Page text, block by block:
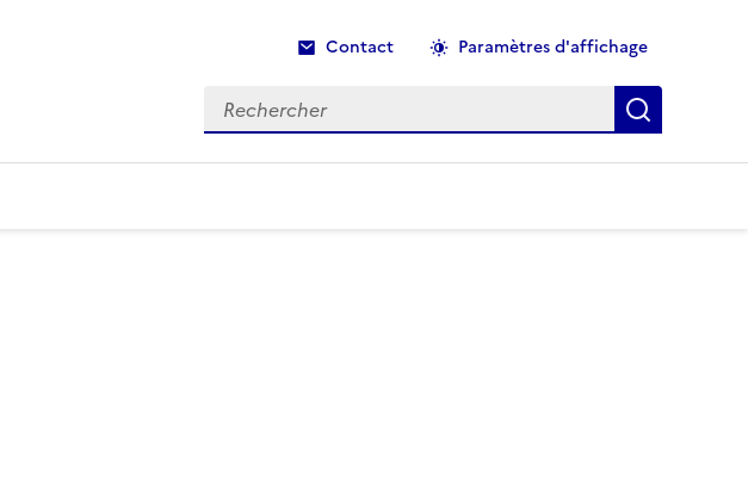
Contact Paramètres d'affichage
Rechercher Recherche